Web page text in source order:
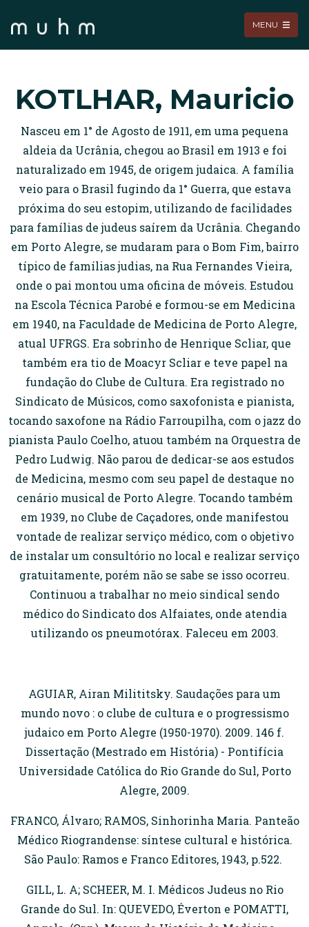
MENU
KOTLHAR, Mauricio
Nasceu em 1° de Agosto de 1911, em uma pequena
aldeia da Ucrânia, chegou ao Brasil em 1913 e foi
naturalizado em 1945, de origem judaica. A família
veio para o Brasil fugindo da 1° Guerra, que estava
próxima do seu estopim, utilizando de facilidades
para famílias de judeus saírem da Ucrânia. Chegando
em Porto Alegre, se mudaram para o Bom Fim, bairro
típico de famílias judias, na Rua Fernandes Vieira,
onde o pai montou uma oficina de móveis. Estudou
na Escola Técnica Parobé e formou-se em Medicina
em 1940, na Faculdade de Medicina de Porto Alegre,
atual UFRGS. Era sobrinho de Henrique Scliar, que
também era tio de Moacyr Scliar e teve papel na
fundação do Clube de Cultura. Era registrado no
Sindicato de Músicos, como saxofonista e pianista,
tocando saxofone na Rádio Farroupilha, com o jazz do
pianista Paulo Coelho, atuou também na Orquestra de
Pedro Ludwig. Não parou de dedicar-se aos estudos
de Medicina, mesmo com seu papel de destaque no
cenário musical de Porto Alegre. Tocando também
em 1939, no Clube de Caçadores, onde manifestou
vontade de realizar serviço médico, com o objetivo
de instalar um consultório no local e realizar serviço
gratuitamente, porém não se sabe se isso ocorreu.
Continuou a trabalhar no meio sindical sendo
médico do Sindicato dos Alfaiates, onde atendia
utilizando os pneumotórax. Faleceu em 2003.
AGUIAR, Airan Milititsky. Saudações para um
mundo novo : o clube de cultura e o progressismo
judaico em Porto Alegre (1950-1970). 2009. 146 f.
Dissertação (Mestrado em História) - Pontifícia
Universidade Católica do Rio Grande do Sul, Porto
Alegre, 2009.
FRANCO, Álvaro; RAMOS, Sinhorinha Maria. Panteão
Médico Riograndense: síntese cultural e histórica.
São Paulo: Ramos e Franco Editores, 1943, p.522.
GILL, L. A; SCHEER, M. I. Médicos Judeus no Rio
Grande do Sul. In: QUEVEDO, Éverton e POMATTI,